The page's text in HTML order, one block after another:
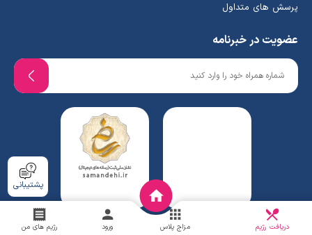
پرسش های متداول
عضویت در خبرنامه
پشتیبانی
دریافت رژیم مزاج پلاس ورود رژیم های من